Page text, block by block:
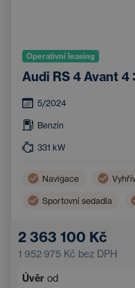
Operativní leasing
Audi RS 4 Avant 4
5/2024
Benzín
331 kW
Navigace
Sportovní sedadla
2 363 100 Kč
1 952 975 Kč bez DPH
Úvěr od